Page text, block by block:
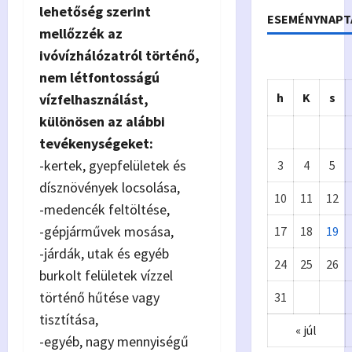
lehetőség szerint
mellőzzék az
ivóvízhálózatról történő,
nem létfontosságú
vízfelhasználást,
különösen az alábbi
tevékenységeket:
-kertek, gyepfelületek és
dísznövények locsolása,
-medencék feltöltése,
-gépjárművek mosása,
-járdák, utak és egyéb
burkolt felületek vízzel
történő hűtése vagy
tisztítása,
-egyéb, nagy mennyiségű
h K s
3 4 5
10 11 12
17 18 19
24 25 26
31
« júl
Önkormányzat